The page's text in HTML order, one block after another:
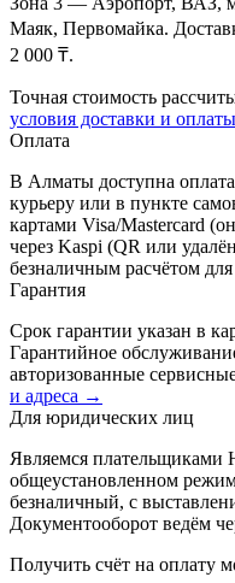
Маяк, Первомайка.
2 000 ₸.
Точная стоимость
условия доставки и
Оплата
В Алматы доступна
курьеру или в пункте
картами Visa/Mastercard
через Kaspi (QR или
безналичным расчётом
Гарантия
Срок гарантии указан в
Гарантийное
авторизованные
и адреса →
Для юридических лиц
Являемся плательщиками
общеустановленном
безналичный, с
Документооборот ведём
Получить счёт на оплату